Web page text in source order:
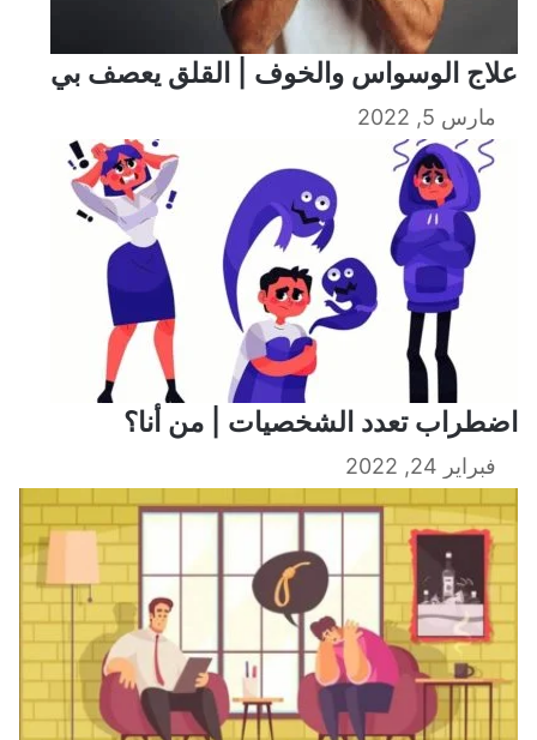
علاج الوسواس والخوف | القلق يعصف بي
مارس 5, 2022
اضطراب تعدد الشخصيات | من أنا؟
فبراير 24, 2022